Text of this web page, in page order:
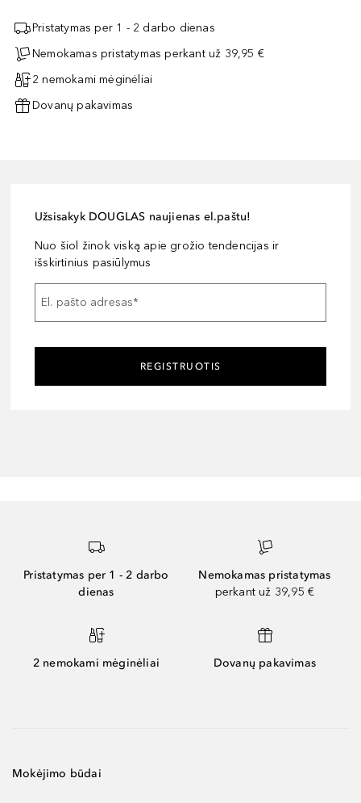
Pristatymas per 1 - 2 darbo dienas
Nemokamas pristatymas perkant už 39,95 €
2 nemokami mėginėliai
Dovanų pakavimas
Užsisakyk DOUGLAS naujienas el.paštu!
Nuo šiol žinok viską apie grožio tendencijas ir
išskirtinius pasiūlymus
El. pašto adresas*
REGISTRUOTIS
Pristatymas per 1 - 2 darbo
dienas
Nemokamas pristatymas
perkant už 39,95 €
2 nemokami mėginėliai Dovanų pakavimas
Mokėjimo būdai